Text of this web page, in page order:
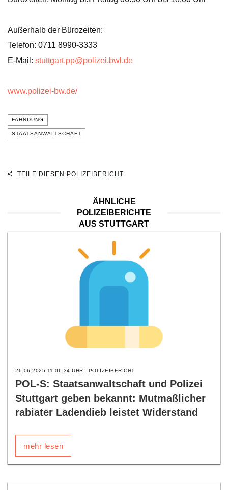
Außerhalb der Bürozeiten:
Telefon: 0711 8990-3333
E-Mail: stuttgart.pp@polizei.bwl.de
www.polizei-bw.de/
FAHNDUNG
STAATSANWALTSCHAFT
TEILE DIESEN POLIZEIBERICHT
ÄHNLICHE
POLIZEIBERICHTE
AUS STUTTGART
26.06.2025 11:06:34 UHR POLIZEIBERICHT
POL-S: Staatsanwaltschaft und Polizei
Stuttgart geben bekannt: Mutmaßlicher
rabiater Ladendieb leistet Widerstand
mehr lesen